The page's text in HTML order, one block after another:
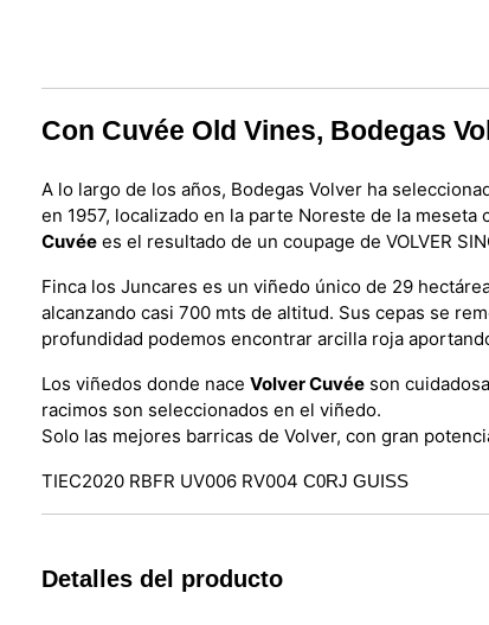
Con Cuvée Old Vines, Bodegas
A lo largo de los años, Bodegas Volver ha
en 1957, localizado en la parte Noreste de la
Cuvée es el resultado de un coupage de VOLVER
Finca los Juncares es un viñedo único de 29
alcanzando casi 700 mts de altitud. Sus cepas se
profundidad podemos encontrar arcilla roja
Los viñedos donde nace Volver Cuvée son
racimos son seleccionados en el viñedo.
Solo las mejores barricas de Volver, con gran
TIEC2020 RBFR UV006 RV004 C0RJ GUISS
Detalles del producto